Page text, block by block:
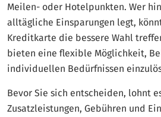
Meilen- oder Hotelpunkten. Wer
alltägliche Einsparungen legt,
Kreditkarte die bessere Wahl
bieten eine flexible Möglichkeit,
individuellen Bedürfnissen
Bevor Sie sich entscheiden, lohnt
Zusatzleistungen, Gebühren und